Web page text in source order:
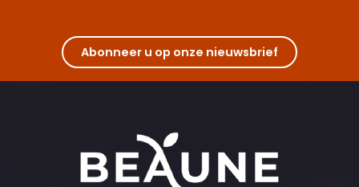
Abonneer u op onze nieuwsbrief